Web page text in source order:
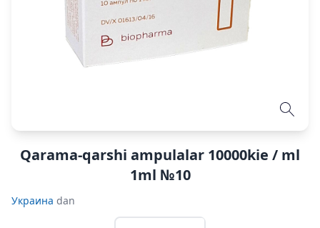
Qarama-qarshi ampulalar 10000kie / ml
1ml №10
Украина dan